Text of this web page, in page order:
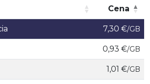
Cena
Cena
7,30 €/GB
0,93 €/GB
1,01 €/GB